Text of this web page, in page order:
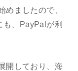
めましたので、
も、PayPalが利
開しており、海